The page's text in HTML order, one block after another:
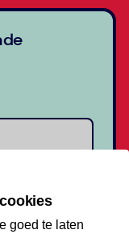
goed te laten